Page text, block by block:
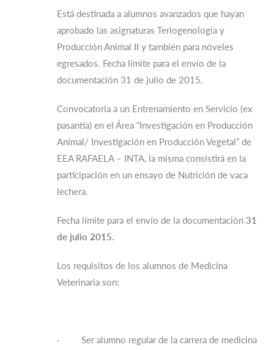
Está destinada a alumnos avanzados que hayan
aprobado las asignaturas Teriogenología y
Producción Animal II y también para nóveles
egresados. Fecha límite para el envío de la
documentación 31 de julio de 2015.
Convocatoria a un Entrenamiento en Servicio (ex
pasantía) en el Área “Investigación en Producción
Animal/ Investigación en Producción Vegetal” de
EEA RAFAELA – INTA, la misma consistirá en la
participación en un ensayo de Nutrición de vaca
lechera.
Fecha límite para el envío de la documentación 31
de julio 2015.
Los requisitos de los alumnos de Medicina
Veterinaria son:
· Ser alumno regular de la carrera de medicina